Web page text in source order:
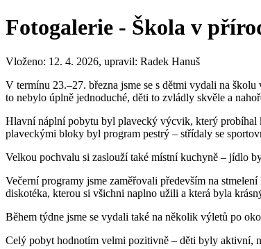
Fotogalerie - Škola v
Vloženo: 12. 4. 2026, upravil: Radek Hanuš
V termínu 23.–27. března jsme se s dětmi vydali na
to nebylo úplně jednoduché, děti to zvládly skvěle a
Hlavní náplní pobytu byl plavecký výcvik, který probíhal
plaveckými bloky byl program pestrý – střídaly se
Velkou pochvalu si zaslouží také místní kuchyně – jídlo
Večerní programy jsme zaměřovali především na
diskotéka, kterou si všichni naplno užili a která byla
Během týdne jsme se vydali také na několik výletů po
Celý pobyt hodnotím velmi pozitivně – děti byly aktivní,